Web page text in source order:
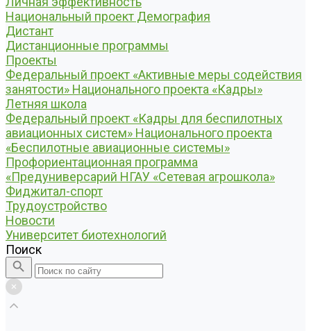
Национальный проект Демография
Дистант
Дистанционные программы
Проекты
Федеральный проект «Активные меры содействия
занятости» Национального проекта «Кадры»
Летняя школа
Федеральный проект «Кадры для беспилотных
авиационных систем» Национального проекта
«Беспилотные авиационные системы»
Профориентационная программа
«Предуниверсарий НГАУ «Сетевая агрошкола»
Фиджитал-спорт
Трудоустройство
Новости
Университет биотехнологий
Поиск